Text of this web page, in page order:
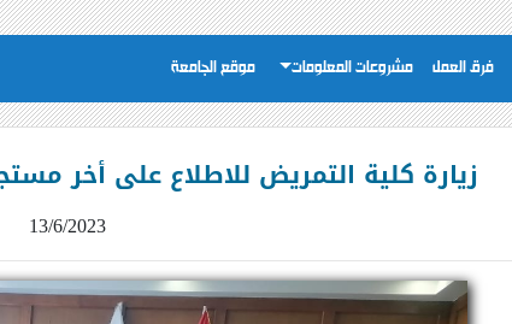
فرق العمل مشروعات المعلومات موقع الجامعة
زيارة كلية التمريض للاطلاع على أخر
13/6/2023